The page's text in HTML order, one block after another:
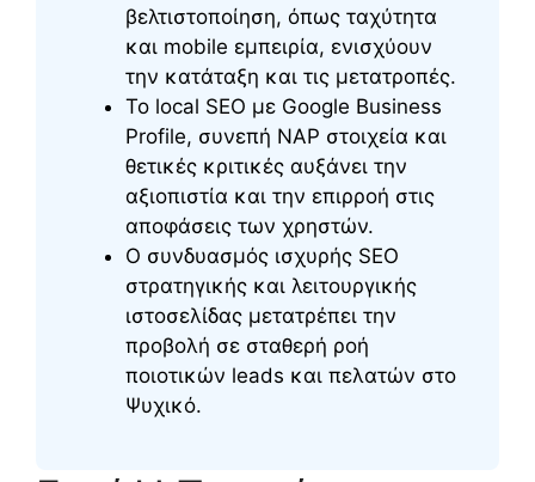
βελτιστοποίηση, όπως ταχύτητα
και mobile εμπειρία, ενισχύουν
την κατάταξη και τις μετατροπές.
Το local SEO με Google Business
Profile, συνεπή NAP στοιχεία και
θετικές κριτικές αυξάνει την
αξιοπιστία και την επιρροή στις
αποφάσεις των χρηστών.
Ο συνδυασμός ισχυρής SEO
στρατηγικής και λειτουργικής
ιστοσελίδας μετατρέπει την
προβολή σε σταθερή ροή
ποιοτικών leads και πελατών στο
Ψυχικό.